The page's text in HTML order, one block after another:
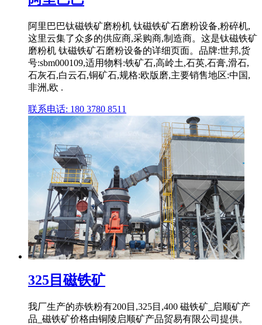
阿里巴巴钛磁铁矿磨粉机 钛磁铁矿石磨粉设备,粉碎机,
这里云集了众多的供应商,采购商,制造商。这是钛磁铁矿
磨粉机 钛磁铁矿石磨粉设备的详细页面。品牌:世邦,货
号:sbm000109,适用物料:铁矿石,高岭土,石英,石膏,滑石,
石灰石,白云石,铜矿石,规格:欧版磨,主要销售地区:中国,
非洲,欧 .
联系电话: 180 3780 8511
325目磁铁矿
我厂生产的赤铁粉有200目,325目,400 磁铁矿_启顺矿产
品_磁铁矿价格由铜陵启顺矿产品贸易有限公司提供。